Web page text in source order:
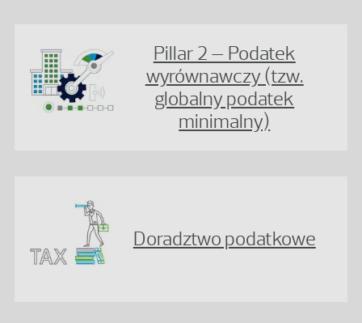
Pillar 2 – Podatek
wyrównawczy (tzw.
globalny podatek
minimalny)
Doradztwo podatkowe